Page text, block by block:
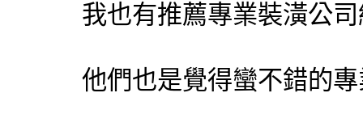
我也有推薦專業裝潢公
他們也是覺得蠻不錯的